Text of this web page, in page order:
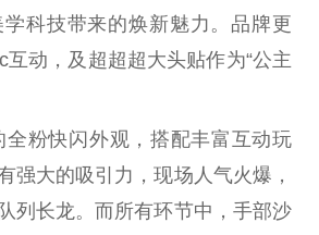
科技带来的焕新魅力。品牌更
互动，及超超超大头贴作为“公主
全粉快闪外观，搭配丰富互动玩
强大的吸引力，现场人气火爆，
列长龙。而所有环节中，手部沙